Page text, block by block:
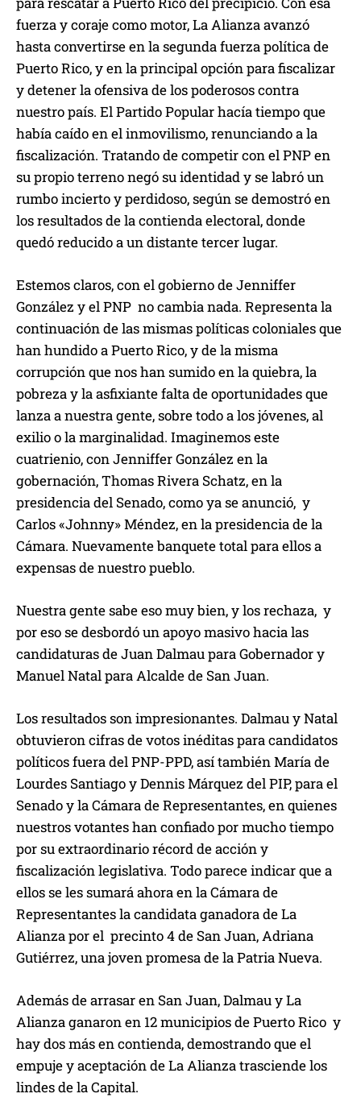
fuerza y coraje como motor, La Alianza avanzó
hasta convertirse en la segunda fuerza política de
Puerto Rico, y en la principal opción para fiscalizar
y detener la ofensiva de los poderosos contra
nuestro país. El Partido Popular hacía tiempo que
había caído en el inmovilismo, renunciando a la
fiscalización. Tratando de competir con el PNP en
su propio terreno negó su identidad y se labró un
rumbo incierto y perdidoso, según se demostró en
los resultados de la contienda electoral, donde
quedó reducido a un distante tercer lugar.
Estemos claros, con el gobierno de Jenniffer
González y el PNP no cambia nada. Representa la
continuación de las mismas políticas coloniales que
han hundido a Puerto Rico, y de la misma
corrupción que nos han sumido en la quiebra, la
pobreza y la asfixiante falta de oportunidades que
lanza a nuestra gente, sobre todo a los jóvenes, al
exilio o la marginalidad. Imaginemos este
cuatrienio, con Jenniffer González en la
gobernación, Thomas Rivera Schatz, en la
presidencia del Senado, como ya se anunció, y
Carlos «Johnny» Méndez, en la presidencia de la
Cámara. Nuevamente banquete total para ellos a
expensas de nuestro pueblo.
Nuestra gente sabe eso muy bien, y los rechaza, y
por eso se desbordó un apoyo masivo hacia las
candidaturas de Juan Dalmau para Gobernador y
Manuel Natal para Alcalde de San Juan.
Los resultados son impresionantes. Dalmau y Natal
obtuvieron cifras de votos inéditas para candidatos
políticos fuera del PNP-PPD, así también María de
Lourdes Santiago y Dennis Márquez del PIP, para el
Senado y la Cámara de Representantes, en quienes
nuestros votantes han confiado por mucho tiempo
por su extraordinario récord de acción y
fiscalización legislativa. Todo parece indicar que a
ellos se les sumará ahora en la Cámara de
Representantes la candidata ganadora de La
Alianza por el precinto 4 de San Juan, Adriana
Gutiérrez, una joven promesa de la Patria Nueva.
Además de arrasar en San Juan, Dalmau y La
Alianza ganaron en 12 municipios de Puerto Rico y
hay dos más en contienda, demostrando que el
empuje y aceptación de La Alianza trasciende los
lindes de la Capital.